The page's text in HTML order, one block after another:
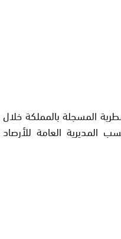
المسجلة بالمملكة خلال
المديرية العامة للأرصاد